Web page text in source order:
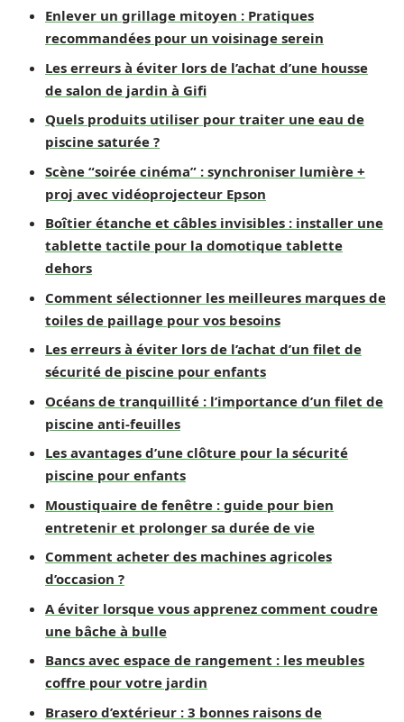
Enlever un grillage mitoyen : Pratiques
recommandées pour un voisinage serein
Les erreurs à éviter lors de l’achat d’une housse
de salon de jardin à Gifi
Quels produits utiliser pour traiter une eau de
piscine saturée ?
Scène “soirée cinéma” : synchroniser lumière +
proj avec vidéoprojecteur Epson
Boîtier étanche et câbles invisibles : installer une
tablette tactile pour la domotique tablette
dehors
Comment sélectionner les meilleures marques de
toiles de paillage pour vos besoins
Les erreurs à éviter lors de l’achat d’un filet de
sécurité de piscine pour enfants
Océans de tranquillité : l’importance d’un filet de
piscine anti-feuilles
Les avantages d’une clôture pour la sécurité
piscine pour enfants
Moustiquaire de fenêtre : guide pour bien
entretenir et prolonger sa durée de vie
Comment acheter des machines agricoles
d’occasion ?
A éviter lorsque vous apprenez comment coudre
une bâche à bulle
Bancs avec espace de rangement : les meubles
coffre pour votre jardin
Brasero d’extérieur : 3 bonnes raisons de